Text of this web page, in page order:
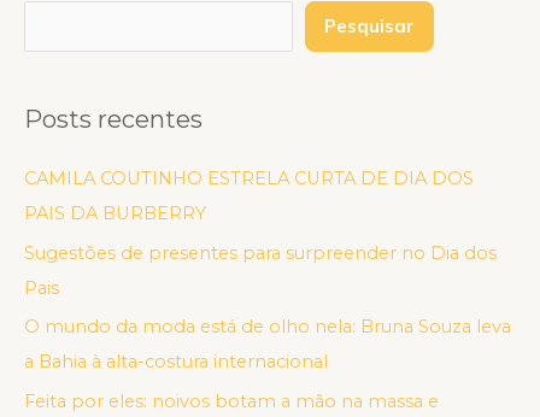
Pesquisar
Posts recentes
CAMILA COUTINHO ESTRELA CURTA DE DIA DOS
PAIS DA BURBERRY
Sugestões de presentes para surpreender no Dia dos
Pais
O mundo da moda está de olho nela: Bruna Souza leva
a Bahia à alta-costura internacional
Feita por eles: noivos botam a mão na massa e